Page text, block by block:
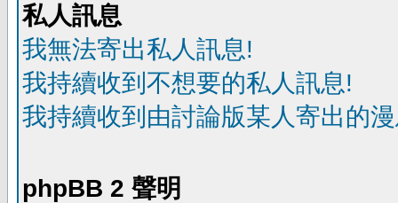
私人訊息
我無法寄出私人訊息!
我持續收到不想要的私人訊息!
我持續收到由討論版某人寄出的
phpBB 2 聲明